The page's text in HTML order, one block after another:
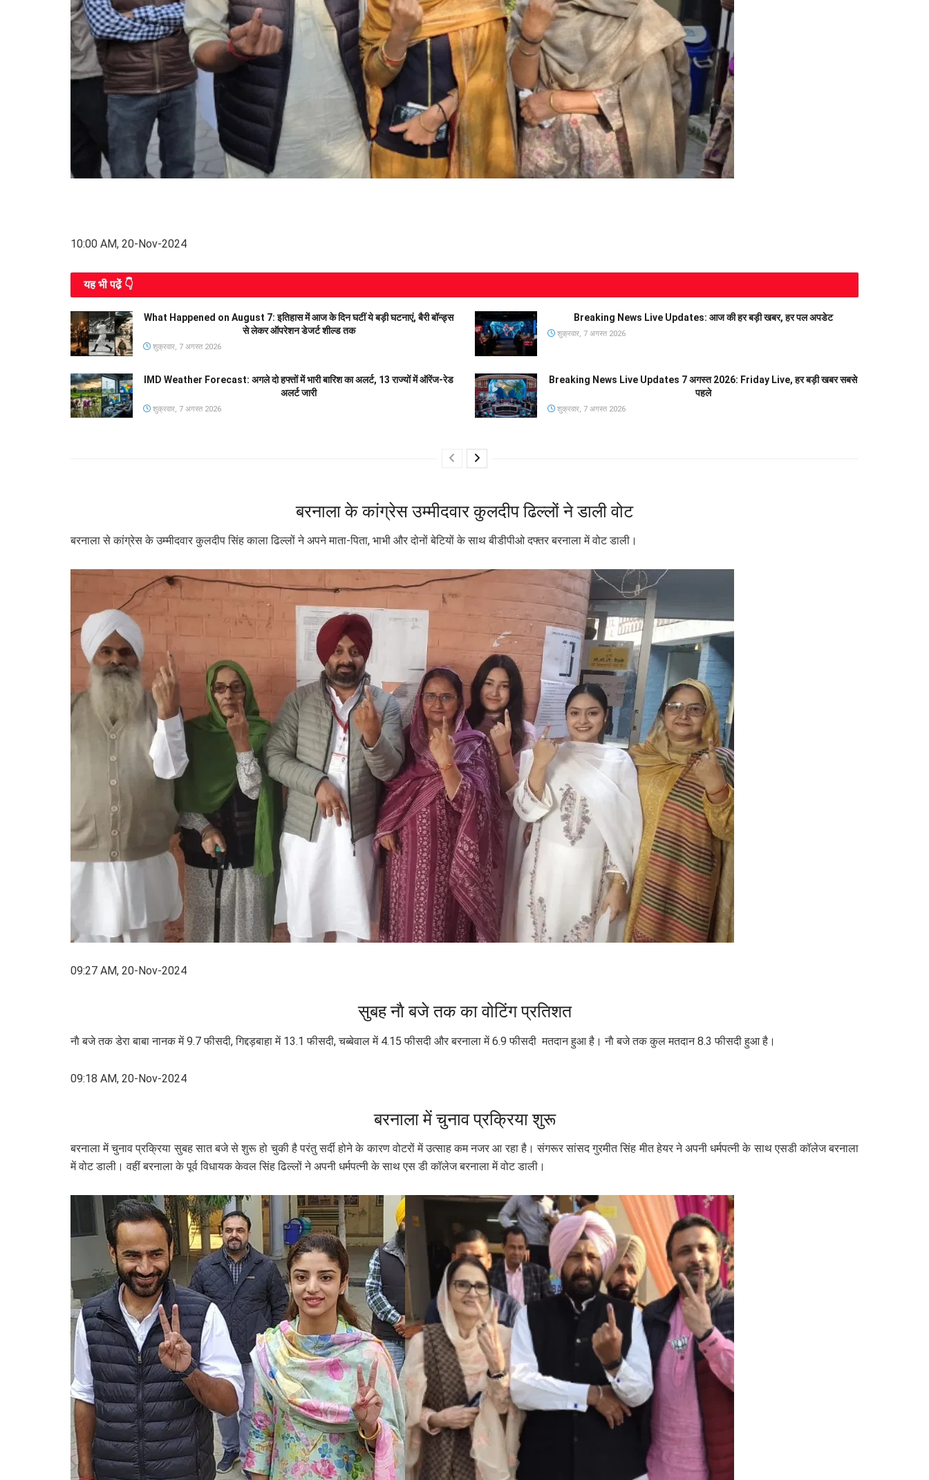
10:00 AM, 20-Nov-2024
यह भी पढे़ं 👇
What Happened on August 7: इतिहास में आज के दिन घटीं ये बड़ी घटनाएं, बैरी बॉन्ड्स
से लेकर ऑपरेशन डेजर्ट शील्ड तक
शुक्रवार, 7 अगस्त 2026
Breaking News Live Updates: आज की हर बड़ी खबर, हर पल अपडेट
शुक्रवार, 7 अगस्त 2026
IMD Weather Forecast: अगले दो हफ्तों में भारी बारिश का अलर्ट, 13 राज्यों में ऑरेंज-रेड
अलर्ट जारी
शुक्रवार, 7 अगस्त 2026
Breaking News Live Updates 7 अगस्त 2026: Friday Live, हर बड़ी खबर सबसे
पहले
शुक्रवार, 7 अगस्त 2026
बरनाला के कांग्रेस उम्मीदवार कुलदीप ढिल्लों ने डाली वोट
बरनाला से कांग्रेस के उम्मीदवार कुलदीप सिंह काला ढिल्लों ने अपने माता-पिता, भाभी और दोनों बेटियों के साथ बीडीपीओ दफ्तर बरनाला में वोट डाली।
09:27 AM, 20-Nov-2024
सुबह नाै बजे तक का वोटिंग प्रतिशत
नाै बजे तक डेरा बाबा नानक में 9.7 फीसदी, गिद्दड़बाहा में 13.1 फीसदी, चब्बेवाल में 4.15 फीसदी और बरनाला में 6.9 फीसदी मतदान हुआ है। नाै बजे तक कुल मतदान 8.3 फीसदी हुआ है।
09:18 AM, 20-Nov-2024
बरनाला में चुनाव प्रक्रिया शुरू
बरनाला में चुनाव प्रक्रिया सुबह सात बजे से शुरू हो चुकी है परंतु सर्दी होने के कारण वोटरों में उत्साह कम नजर आ रहा है। संगरूर सांसद गुरमीत सिंह मीत हेयर ने अपनी धर्मपत्नी के साथ एसडी कॉलेज बरनाला
में वोट डाली। वहीं बरनाला के पूर्व विधायक केवल सिंह ढिल्लों ने अपनी धर्मपत्नी के साथ एस डी कॉलेज बरनाला में वोट डाली।